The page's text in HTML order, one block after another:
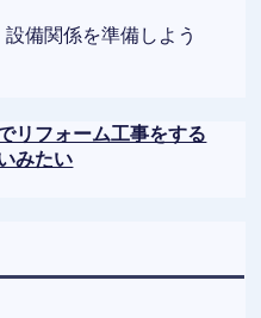
備関係を準備しよう
リフォーム工事をする
みたい